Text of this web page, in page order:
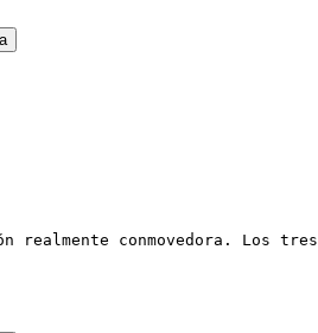
realmente conmovedora. Los